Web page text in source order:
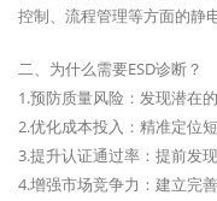
控制、流程管理等方面的静
二、为什么需要ESD诊断？
1.预防质量风险：发现潜在
2.优化成本投入：精准定位
3.提升认证通过率：提前发
4.增强市场竞争力：建立完